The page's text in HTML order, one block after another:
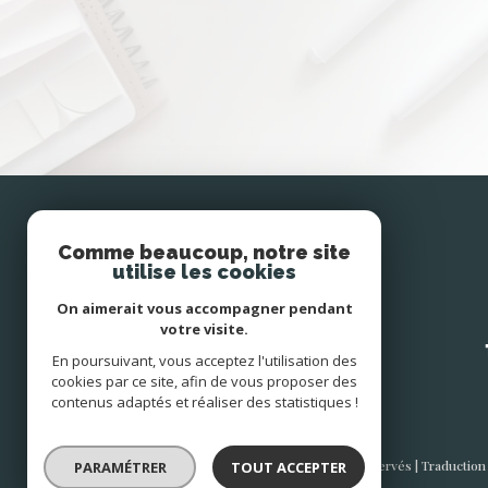
Se
connecter
espace propriétaire
© 2026 | Tous droits réservés |
Comme beaucoup, notre site
utilise les cookies
On aimerait vous accompagner pendant
votre visite.
En poursuivant, vous acceptez l'utilisation des
cookies par ce site, afin de vous proposer des
contenus adaptés et réaliser des statistiques !
PARAMÉTRER TOUT ACCEPTER